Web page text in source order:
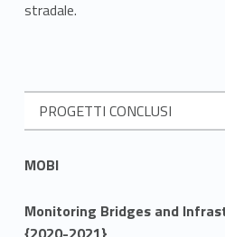
stradale.
PROGETTI CONCLUSI
MOBI
Monitoring Bridges and